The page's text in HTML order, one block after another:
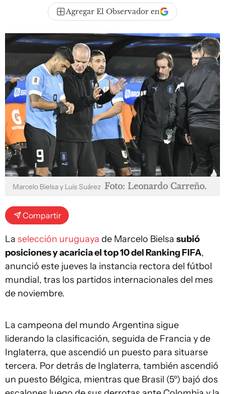
Agregar El Observador en
Marcelo Bielsa y Luis Suárez Foto: Leonardo Carreño.
Compartir
La selección uruguaya de Marcelo Bielsa subió
posiciones y acaricia el top 10 del Ranking FIFA,
anunció este jueves la instancia rectora del fútbol
mundial, tras los partidos internacionales del mes
de noviembre.
La campeona del mundo Argentina sigue
liderando la clasificación, seguida de Francia y de
Inglaterra, que ascendió un puesto para situarse
tercera. Por detrás de Inglaterra, también ascendió
un puesto Bélgica, mientras que Brasil (5º) bajó dos